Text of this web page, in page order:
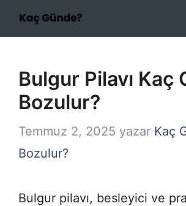
Bulgur Pilavı Kaç
Bozulur?
Temmuz 2, 2025 yazar Kaç
Bozulur?
Bulgur pilavı, besleyici ve